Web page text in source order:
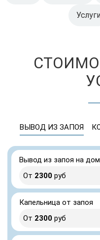
ВЫВОД ИЗ ЗАПОЯ
Вывод из запоя на
От 2300 руб
Капельница от запоя
От 2300 руб